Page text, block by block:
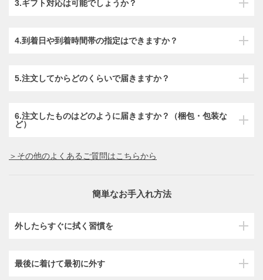
3.ギフト対応は可能でしょうか？
4.到着日や到着時間帯の指定はできますか？
5.注文してからどのくらいで届きますか？
6.注文したものはどのように届きますか？（梱包・包装な
ど）
＞その他のよくあるご質問はこちらから
簡単なお手入れ方法
外したらすぐに拭く習慣を
最後に着けて最初に外す